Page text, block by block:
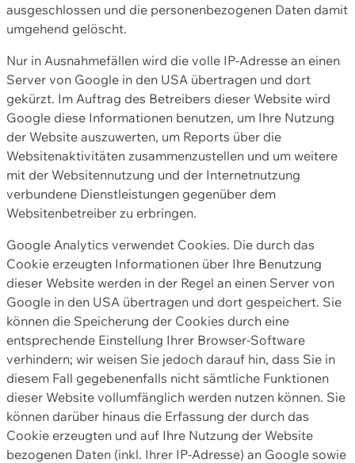
ausgeschlossen und die personenbezogenen Daten damit
umgehend gelöscht.
Nur in Ausnahmefällen wird die volle IP-Adresse an einen
Server von Google in den USA übertragen und dort
gekürzt. Im Auftrag des Betreibers dieser Website wird
Google diese Informationen benutzen, um Ihre Nutzung
der Website auszuwerten, um Reports über die
Websitenaktivitäten zusammenzustellen und um weitere
mit der Websitennutzung und der Internetnutzung
verbundene Dienstleistungen gegenüber dem
Websitenbetreiber zu erbringen.
Google Analytics verwendet Cookies. Die durch das
Cookie erzeugten Informationen über Ihre Benutzung
dieser Website werden in der Regel an einen Server von
Google in den USA übertragen und dort gespeichert. Sie
können die Speicherung der Cookies durch eine
entsprechende Einstellung Ihrer Browser-Software
verhindern; wir weisen Sie jedoch darauf hin, dass Sie in
diesem Fall gegebenenfalls nicht sämtliche Funktionen
dieser Website vollumfänglich werden nutzen können. Sie
können darüber hinaus die Erfassung der durch das
Cookie erzeugten und auf Ihre Nutzung der Website
bezogenen Daten (inkl. Ihrer IP-Adresse) an Google sowie